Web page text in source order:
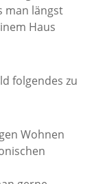
man längst
Haus
folgendes zu
Wohnen